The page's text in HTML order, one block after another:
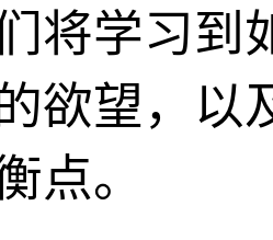
将学习到
欲望，以
点。